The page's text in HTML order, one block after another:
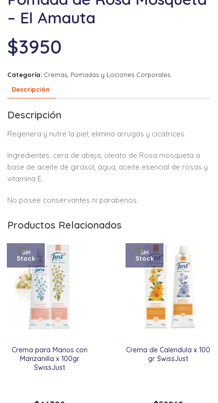
– El Amauta
$3950
Categoría: Cremas, Pomadas y Lociones Corporales
Descripción
Descripción
Regenera y nutre la piel, elimina arrugas y cicatrices.
Ingredientes: cera de abeja, oleato de Rosa mosqueta a
base de aceite de girasol, agua, aceite esencial de rosas y
vitamina E.
No posee conservantes ni parabenos.
Productos Relacionados
Crema para Manos con
Manzanilla x 100gr.
SwissJust
Sin
Stock
Crema de Calendula x 100
gr. SwissJust
Sin
Stock